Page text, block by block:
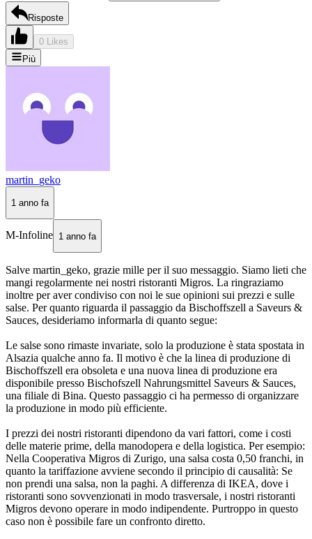
Risposte
0 Likes
Più
martin_geko
1 anno fa
M-Infoline 1 anno fa
Salve martin_geko, grazie mille per il suo messaggio. Siamo lieti che
mangi regolarmente nei nostri ristoranti Migros. La ringraziamo
inoltre per aver condiviso con noi le sue opinioni sui prezzi e sulle
salse. Per quanto riguarda il passaggio da Bischoffszell a Saveurs &
Sauces, desideriamo informarla di quanto segue:
Le salse sono rimaste invariate, solo la produzione è stata spostata in
Alsazia qualche anno fa. Il motivo è che la linea di produzione di
Bischoffszell era obsoleta e una nuova linea di produzione era
disponibile presso Bischofszell Nahrungsmittel Saveurs & Sauces,
una filiale di Bina. Questo passaggio ci ha permesso di organizzare
la produzione in modo più efficiente.
I prezzi dei nostri ristoranti dipendono da vari fattori, come i costi
delle materie prime, della manodopera e della logistica. Per esempio:
Nella Cooperativa Migros di Zurigo, una salsa costa 0,50 franchi, in
quanto la tariffazione avviene secondo il principio di causalità: Se
non prendi una salsa, non la paghi. A differenza di IKEA, dove i
ristoranti sono sovvenzionati in modo trasversale, i nostri ristoranti
Migros devono operare in modo indipendente. Purtroppo in questo
caso non è possibile fare un confronto diretto.